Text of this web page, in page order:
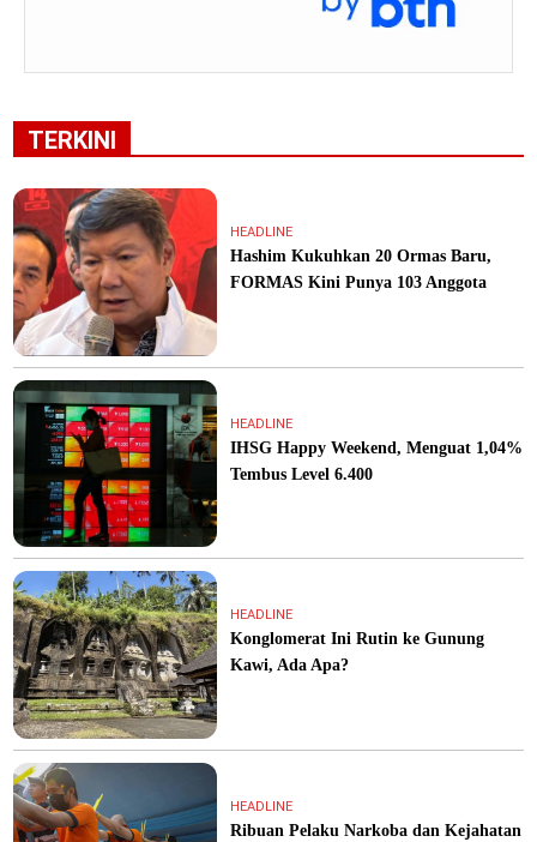
TERKINI
HEADLINE
Hashim Kukuhkan 20 Ormas Baru,
FORMAS Kini Punya 103 Anggota
HEADLINE
IHSG Happy Weekend, Menguat 1,04%
Tembus Level 6.400
HEADLINE
Konglomerat Ini Rutin ke Gunung
Kawi, Ada Apa?
HEADLINE
Ribuan Pelaku Narkoba dan Kejahatan